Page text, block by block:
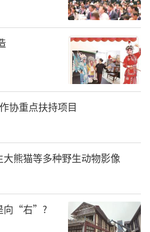
切实转化为推动礼泉高质
协重点扶持项目
熊猫等多种野生动物影像
向“右”?